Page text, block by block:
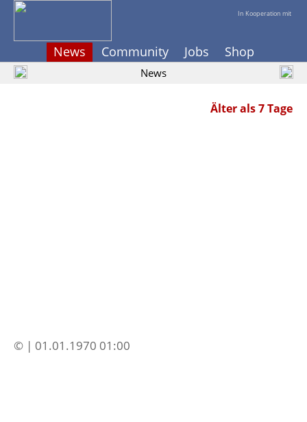
In Kooperation mit
News Community Jobs Shop
News
Älter als 7 Tage
© | 01.01.1970 01:00